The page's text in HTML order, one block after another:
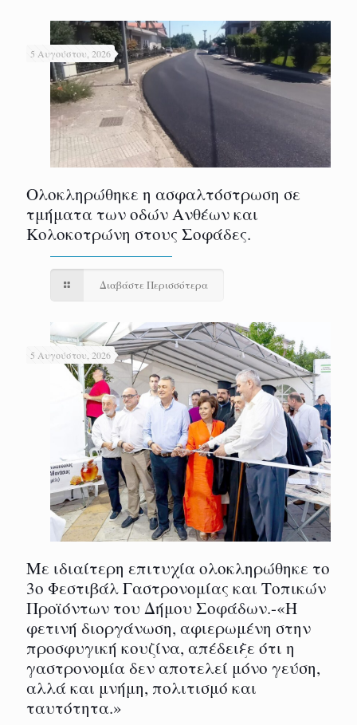
5 Αυγούστου, 2026
Ολοκληρώθηκε η ασφαλτόστρωση σε
τμήματα των οδών Ανθέων και
Κολοκοτρώνη στους Σοφάδες.
Διαβάστε Περισσότερα
5 Αυγούστου, 2026
Με ιδιαίτερη επιτυχία ολοκληρώθηκε το
3ο Φεστιβάλ Γαστρονομίας και Τοπικών
Προϊόντων του Δήμου Σοφάδων.-«Η
φετινή διοργάνωση, αφιερωμένη στην
προσφυγική κουζίνα, απέδειξε ότι η
γαστρονομία δεν αποτελεί μόνο γεύση,
αλλά και μνήμη, πολιτισμό και
ταυτότητα.»